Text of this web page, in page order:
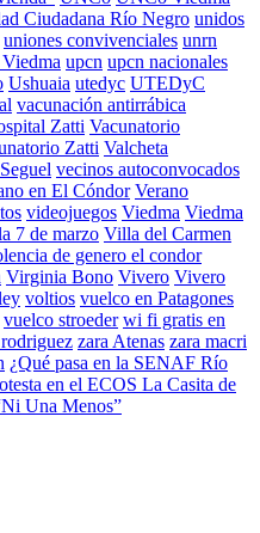
Ciudadana Río Negro unidos
uniones convivenciales unrn
upcn upcn nacionales
Ushuaia utedyc UTEDyC
vacunación antirrábica
Zatti Vacunatorio
Zatti Valcheta
vecinos autoconvocados
en El Cóndor Verano
videojuegos Viedma Viedma
7 de marzo Villa del Carmen
de genero el condor
Virginia Bono Vivero Vivero
voltios vuelco en Patagones
vuelco stroeder wi fi gratis en
zara Atenas zara macri
¿Qué pasa en la SENAF Río
en el ECOS La Casita de
Una Menos”